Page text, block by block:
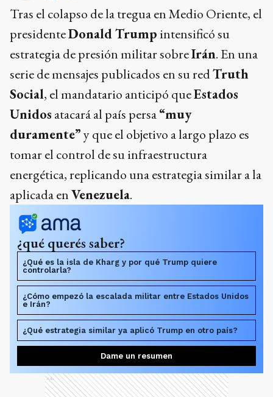
Tras el colapso de la tregua en Medio Oriente, el
presidenteDonald Trump intensificó su
estrategia de presión militar sobreIrán. En una
serie de mensajes publicados en su redTruth
Social, el mandatario anticipó queEstados
Unidos atacará al país persa“muy
duramente”y que el objetivo a largo plazo es
tomar el control de su infraestructura
energética, replicando una estrategia similar a la
aplicada enVenezuela.
¿qué querés saber?
¿Qué es la isla de Kharg y por qué Trump quiere
controlarla?
¿Cómo empezó la escalada militar entre Estados Unidos
e Irán?
¿Qué estrategia similar ya aplicó Trump en otro país?
Dame un resumen
Ads